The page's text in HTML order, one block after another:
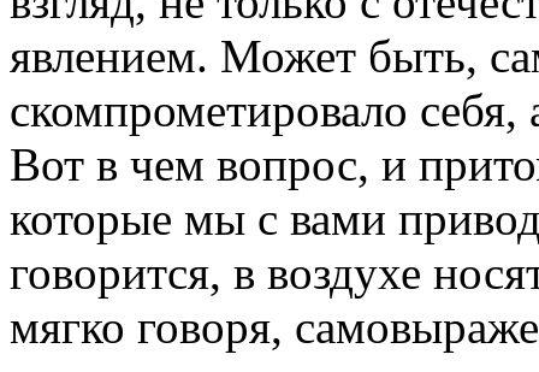
явлением. Может быть,
скомпрометировало
Вот в чем вопрос, и
которые мы с вами
говорится, в воздухе
мягко говоря,